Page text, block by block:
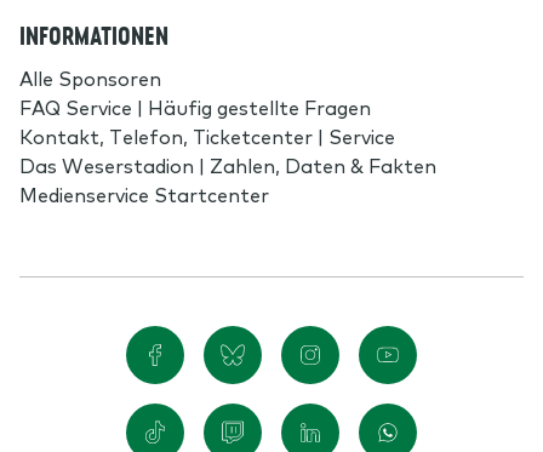
INFORMATIONEN
Alle Sponsoren
FAQ Service | Häufig gestellte Fragen
Kontakt, Telefon, Ticketcenter | Service
Das Weserstadion | Zahlen, Daten & Fakten
Medienservice Startcenter